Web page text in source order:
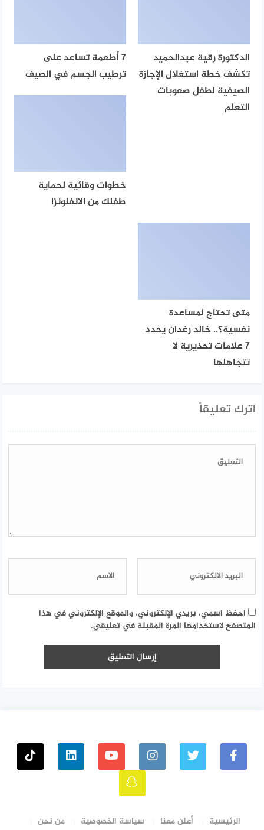
الدكتورة رقية عبدالحميد
تكشف خطة استغلال الإجازة
الصيفية لطفل صعوبات
التعلم
7 أطعمة تساعد على
ترطيب الجسم في الصيف
خطوات وقائية لحماية
طفلك من الانفلونزا
متى تحتاج لمساعدة
نفسية؟.. خالد رغدان يحدد
7 علامات تحذيرية لا
تتجاهلها
اترك تعليقاً
احفظ اسمي، بريدي الإلكتروني، والموقع الإلكتروني في هذا
المتصفح لاستخدامها المرة المقبلة في تعليقي.
الرئيسية أعلن معنا سياسة الخصوصية من نحن